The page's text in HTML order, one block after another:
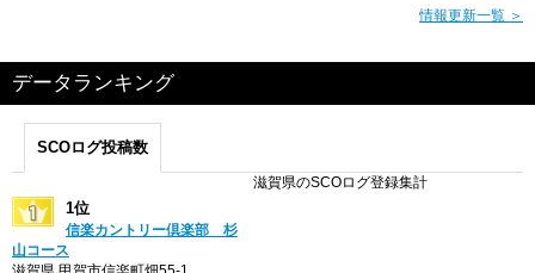
情報更新一覧 ＞
データランキング
SCOログ投稿数
滋賀県のSCOログ登録集計
1位
信楽カントリー倶楽部 杉
山コース
滋賀県 甲賀市信楽町畑55-1